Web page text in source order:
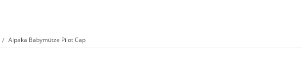
Alpaka Babymütze Pilot Cap